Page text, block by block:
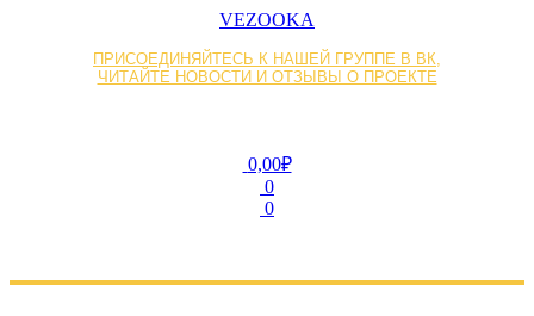
VEZOOKA
ПРИСОЕДИНЯЙТЕСЬ К НАШЕЙ ГРУППЕ В ВК,
ЧИТАЙТЕ НОВОСТИ И ОТЗЫВЫ О ПРОЕКТЕ
0,00₽
0
0